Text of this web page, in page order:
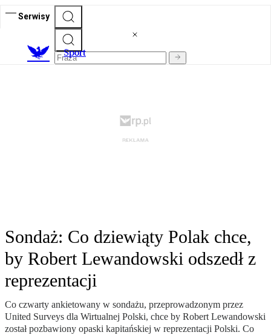
Serwisy
Sport
Sondaż: Co dziewiąty Polak chce,
by Robert Lewandowski odszedł z
reprezentacji
Co czwarty ankietowany w sondażu, przeprowadzonym przez
United Surveys dla Wirtualnej Polski, chce by Robert Lewandowski
został pozbawiony opaski kapitańskiej w reprezentacji Polski. Co